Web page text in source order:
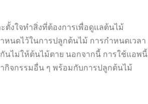
ตั้งใจทำสิ่งที่ต้องการเพื่อดูแลต้นไม้
หนดไว้ในการปลูกต้นไม้ การกำหนดเวลา
นไม่ให้ต้นไม้ตาย นอกจากนี้ การใช้แอพนี้
ำกิจกรรมอื่น ๆ พร้อมกับการปลูกต้นไม้